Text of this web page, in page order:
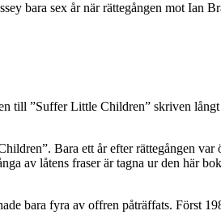
bara sex år när rättegången mot Ian
till ”Suffer Little Children” skriven
Bara ett år efter rättegången
av låtens fraser är tagna ur den här
bara fyra av offren påträffats. Först